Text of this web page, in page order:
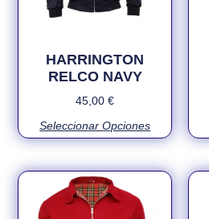
HARRINGTON
RELCO NAVY
45,00€
Seleccionar Opciones